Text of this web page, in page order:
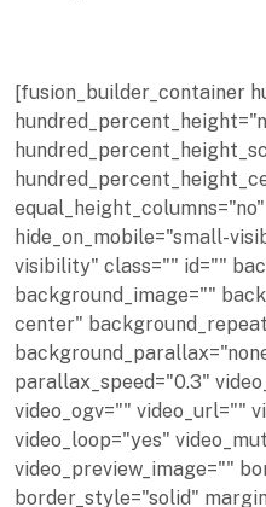
[fusion_builder_container
hide_on_mobile="small-
visibility" class="" id=""
background_image=""
center"
parallax_speed="0.3"
video_ogv="" video_url=""
video_loop="yes"
video_preview_image=""
border_style="solid"